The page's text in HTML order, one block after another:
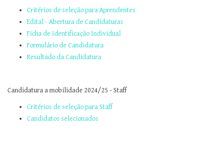
Critérios de seleção para Aprendentes
Edital - Abertura de Candidaturas
Ficha de Identificação Individual
Formulário de Candidatura
Resultado da Candidatura
Candidatura a mobilidade 2024/25 - Staff
Critérios de seleção para Staff
Candidatos selecionados